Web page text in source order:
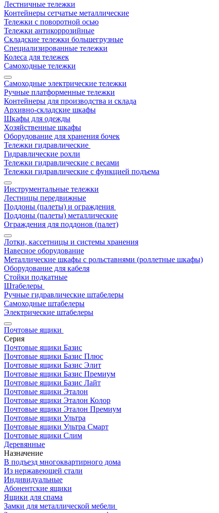
Лестничные тележки
Контейнеры сетчатые металлические
Тележки с поворотной осью
Тележки антикоррозийные
Складские тележки большегрузные
Специализированные тележки
Колеса для тележек
Самоходные тележки
Самоходные электрические тележки
Ручные платформенные тележки
Контейнеры для производства и склада
Архивно-складские шкафы
Шкафы для одежды
Хозяйственные шкафы
Оборудование для хранения бочек
Тележки гидравлические
Гидравлические рохли
Тележки гидравлические с весами
Тележки гидравлические с функцией подъема
Инструментальные тележки
Лестницы передвижные
Поддоны (палеты) и ограждения
Поддоны (палеты) металлические
Ограждения для поддонов (палет)
Лотки, кассетницы и системы хранения
Навесное оборудование
Металлические шкафы с рольставнями (роллетные шкафы)
Оборудование для кабеля
Стойки подкатные
Штабелеры
Ручные гидравлические штабелеры
Самоходные штабелеры
Электрические штабелеры
Почтовые ящики
Серия
Почтовые ящики Базис
Почтовые ящики Базис Плюс
Почтовые ящики Базис Элит
Почтовые ящики Базис Премиум
Почтовые ящики Базис Лайт
Почтовые ящики Эталон
Почтовые ящики Эталон Колор
Почтовые ящики Эталон Премиум
Почтовые ящики Ультра
Почтовые ящики Ультра Смарт
Почтовые ящики Слим
Деревянные
Назначение
В подъезд многоквартирного дома
Из нержавеющей стали
Индивидуальные
Абонентские ящики
Ящики для спама
Замки для металлической мебели